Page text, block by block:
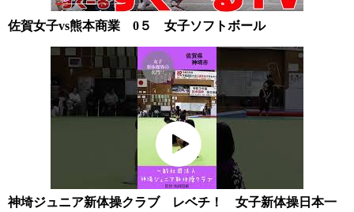
佐賀女子vs熊本商業 0５ 女子ソフトボール
神埼ジュニア新体操クラブ レベチ！ 女子新体操日本一